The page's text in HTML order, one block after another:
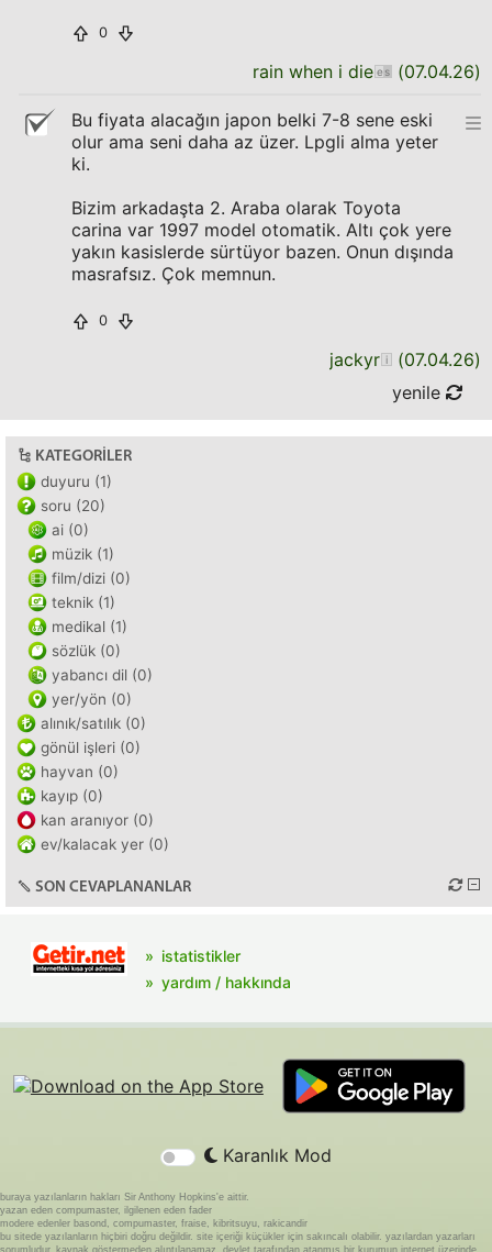
0
rain when i die (07.04.26)
Bu fiyata alacağın japon belki 7-8 sene eski
olur ama seni daha az üzer. Lpgli alma yeter
ki.
Bizim arkadaşta 2. Araba olarak Toyota
carina var 1997 model otomatik. Altı çok yere
yakın kasislerde sürtüyor bazen. Onun dışında
masrafsız. Çok memnun.
0
jackyr (07.04.26)
yenile
KATEGORILER
duyuru (1)
soru (20)
ai (0)
müzik (1)
film/dizi (0)
teknik (1)
medikal (1)
sözlük (0)
yabancı dil (0)
yer/yön (0)
alınık/satılık (0)
gönül işleri (0)
hayvan (0)
kayıp (0)
kan aranıyor (0)
ev/kalacak yer (0)
SON CEVAPLANANLAR
istatistikler
yardım / hakkında
Karanlık Mod
buraya yazılanların hakları Sir Anthony Hopkins'e aittir.
yazan eden compumaster, ilgilenen eden fader
modere edenler basond, compumaster, fraise, kibritsuyu, rakicandir
bu sitede yazılanların hiçbiri doğru değildir. site içeriği küçükler için sakıncalı olabilir. yazılardan yazarları
sorumludur. kaynak göstermeden alıntılanamaz. devlet tarafından atanmış bir kurumun internet üzerinde